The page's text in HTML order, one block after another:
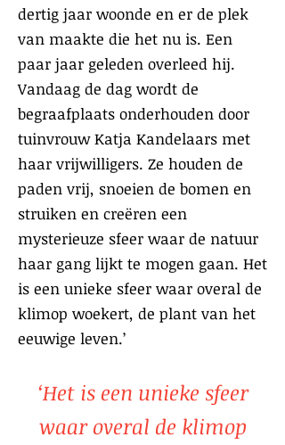
dertig jaar woonde en er de plek
van maakte die het nu is. Een
paar jaar geleden overleed hij.
Vandaag de dag wordt de
begraafplaats onderhouden door
tuinvrouw Katja Kandelaars met
haar vrijwilligers. Ze houden de
paden vrij, snoeien de bomen en
struiken en creëren een
mysterieuze sfeer waar de natuur
haar gang lijkt te mogen gaan. Het
is een unieke sfeer waar overal de
klimop woekert, de plant van het
eeuwige leven.’
‘Het is een unieke sfeer
waar overal de klimop